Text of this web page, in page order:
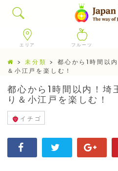
エリア フルーツ
>未分類 >都心から1時間以
＆小江戸を楽しむ！
都心から1時間以内！埼
り＆小江戸を楽しむ！
イチゴ